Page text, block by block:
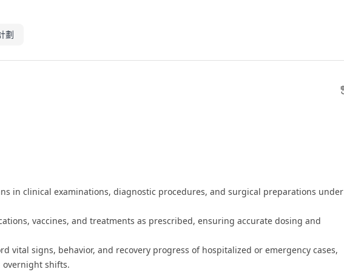
劃
in clinical examinations, diagnostic procedures, and surgical preparations under
vaccines, and treatments as prescribed, ensuring accurate dosing and
vital signs, behavior, and recovery progress of hospitalized or emergency cases,
shifts.